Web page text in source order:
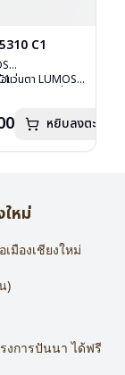
C1
ริง
แว่น , ผ้าเช็ดแว่น
แว่นตา LUMOS
หยิบลงตะกร้า
หม่
มืองเชียงใหม่
)
งการปันนา ได้ฟรี